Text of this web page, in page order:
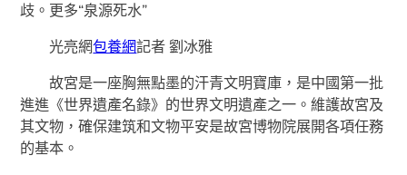
歧。更多“泉源死水”
光亮網包養網記者 劉冰雅
故宮是一座胸無點墨的汗青文明寶庫，是中國第一批
進進《世界遺產名錄》的世界文明遺產之一。維護故宮及
其文物，確保建筑和文物平安是故宮博物院展開各項任務
的基本。